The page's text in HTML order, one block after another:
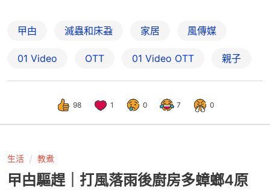
曱甴 滅蟲和床蝨 家居 風傳媒
01 Video OTT 01‌ ‌Video‌ ‌OTT 親子
98 1 0 7 0
生活 教煮
曱甴驅趕｜打風落雨後廚房多蟑螂4原